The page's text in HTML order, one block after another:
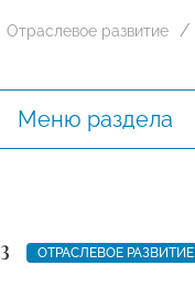
Отраслевое развитие
Меню раздела
ОТРАСЛЕВОЕ РАЗВИТИЕ